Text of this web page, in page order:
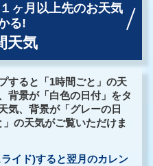
１ヶ月以上先のお天気
る!
天気
すると「1時間ごと」の天
背景が「白色の日付」をタ
気、背景が「グレーの日
の天気がご覧いただけま
イド)すると翌月のカレン